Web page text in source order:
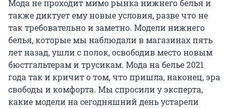
Мода не проходит мимо рынка нижнего белья и
также диктует ему новые условия, разве что не
так требовательно и заметно. Модели нижнего
белья, которые мы наблюдали в магазинах пять
лет назад, ушли с полок, освободив место новым
бюстгальтерам и трусикам. Мода на белье 2021
года так и кричит о том, что пришла, наконец, эра
свободы и комфорта. Мы спросили у эксперта,
какие модели на сегодняшний день устарели